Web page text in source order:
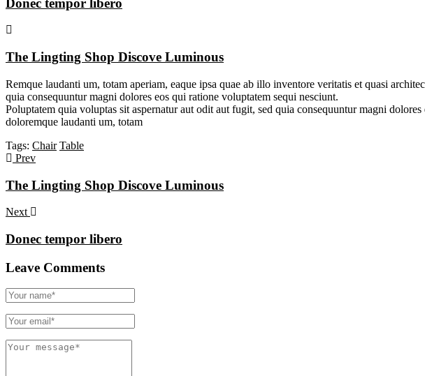
The Lingting Shop Discove Luminous
Remque laudanti um, totam aperiam, eaque ipsa quae ab illo inventore veritatis et quasi
quia consequuntur magni dolores eos qui ratione voluptatem sequi nesciunt.
Poluptatem quia voluptas sit aspernatur aut odit aut fugit, sed quia consequuntur magni
doloremque laudanti um, totam
Tags: Chair Table
Prev
The Lingting Shop Discove Luminous
Next
Donec tempor libero
Leave Comments